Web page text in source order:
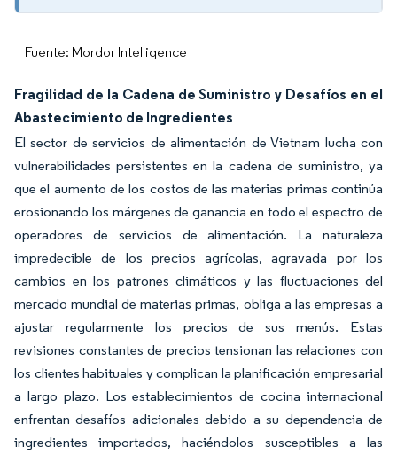
Fuente: Mordor Intelligence
Fragilidad de la Cadena de Suministro y Desafíos en el
Abastecimiento de Ingredientes
El sector de servicios de alimentación de Vietnam lucha con
vulnerabilidades persistentes en la cadena de suministro, ya
que el aumento de los costos de las materias primas continúa
erosionando los márgenes de ganancia en todo el espectro de
operadores de servicios de alimentación. La naturaleza
impredecible de los precios agrícolas, agravada por los
cambios en los patrones climáticos y las fluctuaciones del
mercado mundial de materias primas, obliga a las empresas a
ajustar regularmente los precios de sus menús. Estas
revisiones constantes de precios tensionan las relaciones con
los clientes habituales y complican la planificación empresarial
a largo plazo. Los establecimientos de cocina internacional
enfrentan desafíos adicionales debido a su dependencia de
ingredientes importados, haciéndolos susceptibles a las